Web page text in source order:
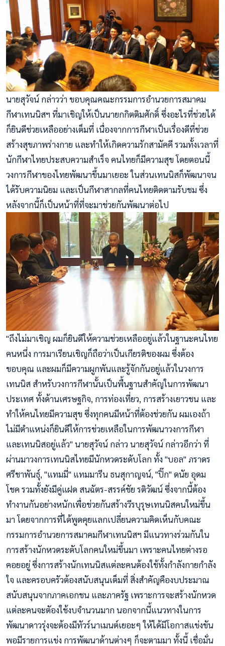
นายสุวัจน์ กล่าวว่า ขอบคุณคณะกรรมการอำนวยการสมาคม
กีฬาเทนนิสฯ ที่มาเชิญให้เป็นนายกกิตติมศักดิ์ ซึ่งอะไรที่ช่วยได้
ก็ยินดีช่วยเหลืออย่างเต็มที่ เนื่องจากการกีฬาเป็นเรื่องดีที่ช่วย
สร้างสุขภาพร่างกาย และทำให้เกิดความรักสามัคคี รวมทั้งเวลาที่
นักกีฬาไทยประสบความสำเร็จ คนไทยก็มีความสุข โดยตอนนี้
วงการกีฬาของไทยพัฒนาขึ้นมาเยอะ ในส่วนเทนนิสก็พัฒนาจน
ได้รับความนิยม และเป็นกีฬาสากลที่คนไทยติดตามรับชม ซึ่ง
หลังจากนี้ก็เป็นหน้าที่ที่จะมาช่วยกันพัฒนาต่อไป
"ถึงไม่มาเชิญ ผมก็ยินดีให้ความช่วยเหลืออยู่แล้วในฐานะคนไทย
คนหนึ่ง การมาเรียนเชิญก็ถือว่าเป็นเกียรติของผม ซึ่งต้อง
ขอบคุณ และผมก็มีความผูกพันและรู้จักกันอยู่แล้วในวงการ
เทนนิส สำหรับวงการกีฬานั้นเป็นพื้นฐานสำคัญในการพัฒนา
ประเทศ ทั้งด้านเศรษฐกิจ, การท่องเที่ยว, การสร้างเยาวชน และ
ทำให้คนไทยมีความสุข ซึ่งทุกคนมีหน้าที่ต้องช่วยกัน ผมเองถ้า
ไม่มีตำแหน่งก็ยินดีให้การช่วยเหลือในการพัฒนาวงการกีฬา
และเทนนิสอยู่แล้ว" นายสุวัจน์ กล่าว นายสุวัจน์ กล่าวอีกว่า ที่
ผ่านมาวงการเทนนิสไทยมีนักหวดระดับโลก ทั้ง "บอล" ภราดร
ศรีชาพันธุ์, "แทมมี่" แทมมารีน ธนสุกาญจน์, "ปิ๊ก" ดนัย อุดม
โชค รวมทั้งยังมีคู่แฝด สนฉัตร-สรรค์ชัย รติวัฒน์ ซึ่งจากนี้ต้อง
ทำงานกันอย่างหนักเพื่อช่วยกันสร้างวีรบุรุษเทนนิสคนใหม่ขึ้น
มา โดยจากการที่ได้พูดคุยแลกเปลี่ยนความคิดเห็นกับคณะ
กรรมการอำนวยการสมาคมกีฬาเทนนิสฯ มีแนวทางร่วมกันใน
การสร้างนักหวดระดับโลกคนใหม่ขึ้นมา เพราะคนไทยต่างรอ
คอยอยู่ ซึ่งการสร้างนักเทนนิสแต่ละคนต้องใช้ทั้งกำลังกายกำลัง
ใจ และครอบครัวต้องสนับสนุนเต็มที่ สิ่งสำคัญคืองบประมาณ
สนับสนุนจากภาคเอกชน และภาครัฐ เพราะการจะสร้างนักหวด
แต่ละคนจะตัองใช้งบจำนวนมาก นอกจากนี้แนวทางในการ
พัฒนาดาวรุ่งจะต้องมีทัวร์นาเมนต์เยอะๆ ให้ได้มีโอกาสแข่งขัน
พอมีรายการแข่ง การพัฒนาด้านต่างๆ ก็จะตามมา ทั้งนี้ เชื่อมั่น